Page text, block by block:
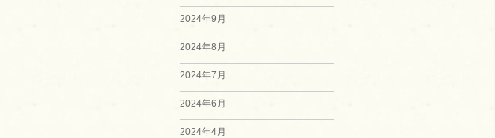
2024年9月
2024年8月
2024年7月
2024年6月
2024年4月